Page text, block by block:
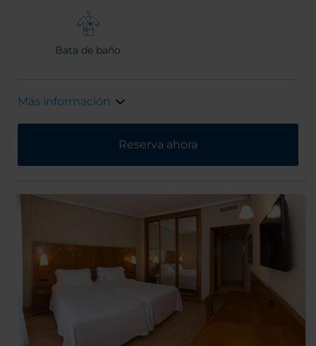
Bata de baño
Más información
Reserva ahora